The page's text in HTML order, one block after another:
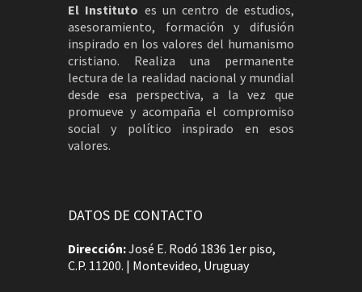
El Instituto es un centro de estudios,
asesoramiento, formación y difusión
inspirado en los valores del humanismo
cristiano. Realiza una permanente
lectura de la realidad nacional y mundial
desde esa perspectiva, a la vez que
promueve y acompaña el compromiso
social y político inspirado en esos
valores.
DATOS DE CONTACTO
Dirección:José E. Rodó 1836 1er piso,
C.P. 11200. | Montevideo, Uruguay